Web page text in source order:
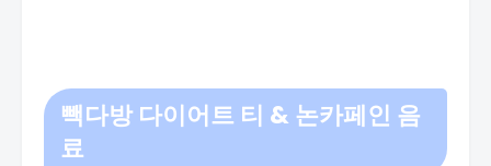
빽다방 다이어트 티 & 논카페인 음
료